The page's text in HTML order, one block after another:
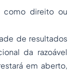
direito ou
de resultados
da razoável
em aberto,